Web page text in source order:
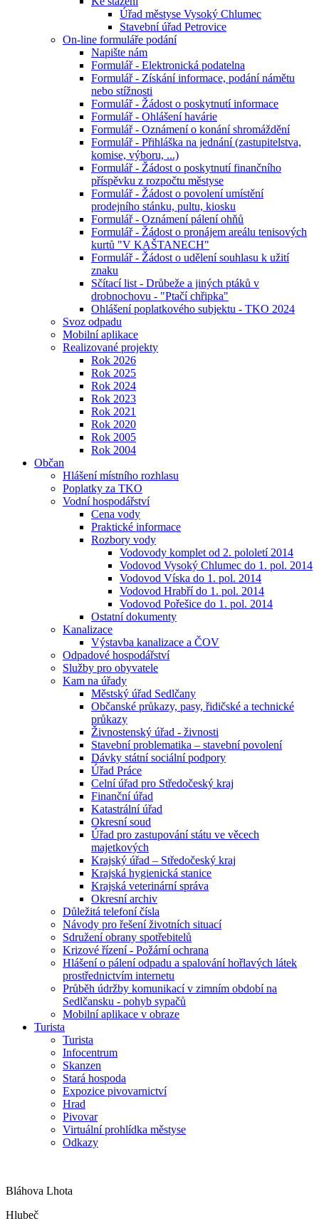
Úřad městyse Vysoký Chlumec
Stavební úřad Petrovice
On-line formuláře podání
Napište nám
Formulář - Elektronická podatelna
Formulář - Získání informace, podání námětu
nebo stížnosti
Formulář - Žádost o poskytnutí informace
Formulář - Ohlášení havárie
Formulář - Oznámení o konání shromáždění
Formulář - Přihláška na jednání (zastupitelstva,
komise, výboru, ...)
Formulář - Žádost o poskytnutí finančního
příspěvku z rozpočtu městyse
Formulář - Žádost o povolení umístění
prodejního stánku, pultu, kiosku
Formulář - Oznámení pálení ohňů
Formulář - Žádost o pronájem areálu tenisových
kurtů "V KAŠTANECH"
Formulář - Žádost o udělení souhlasu k užití
znaku
Sčítací list - Drůbeže a jiných ptáků v
drobnochovu - "Ptačí chřipka"
Ohlášení poplatkového subjektu - TKO 2024
Svoz odpadu
Mobilní aplikace
Realizované projekty
Rok 2026
Rok 2025
Rok 2024
Rok 2023
Rok 2021
Rok 2020
Rok 2005
Rok 2004
Občan
Hlášení místního rozhlasu
Poplatky za TKO
Vodní hospodářství
Cena vody
Praktické informace
Rozbory vody
Vodovody komplet od 2. pololetí 2014
Vodovod Vysoký Chlumec do 1. pol. 2014
Vodovod Víska do 1. pol. 2014
Vodovod Hrabří do 1. pol. 2014
Vodovod Pořešice do 1. pol. 2014
Ostatní dokumenty
Kanalizace
Výstavba kanalizace a ČOV
Odpadové hospodářství
Služby pro obyvatele
Kam na úřady
Městský úřad Sedlčany
Občanské průkazy, pasy, řidičské a technické
průkazy
Živnostenský úřad - živnosti
Stavební problematika – stavební povolení
Dávky státní sociální podpory
Úřad Práce
Celní úřad pro Středočeský kraj
Finanční úřad
Katastrální úřad
Okresní soud
Úřad pro zastupování státu ve věcech
majetkových
Krajský úřad – Středočeský kraj
Krajská hygienická stanice
Krajská veterinární správa
Okresní archiv
Důležitá telefoní čísla
Návody pro řešení životních situací
Sdružení obrany spotřebitelů
Krizové řízení - Požární ochrana
Hlášení o pálení odpadu a spalování hořlavých látek
prostřednictvím internetu
Průběh údržby komunikací v zimním období na
Sedlčansku - pohyb sypačů
Mobilní aplikace v obraze
Turista
Turista
Infocentrum
Skanzen
Stará hospoda
Expozice pivovarnictví
Hrad
Pivovar
Virtuální prohlídka městyse
Odkazy
Bláhova Lhota
Hlubeč